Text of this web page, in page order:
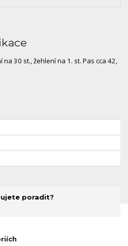
30 st., žehlení na 1. st. Pas cca 42,
poradit?